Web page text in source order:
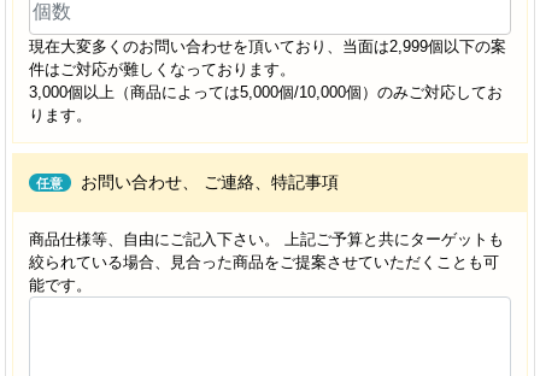
現在大変多くのお問い合わせを頂いており、当面は2,999個以下の案
件はご対応が難しくなっております。
3,000個以上（商品によっては5,000個/10,000個）のみご対応してお
ります。
任意 お問い合わせ、 ご連絡、特記事項
商品仕様等、自由にご記入下さい。 上記ご予算と共にターゲットも
絞られている場合、見合った商品をご提案させていただくことも可
能です。